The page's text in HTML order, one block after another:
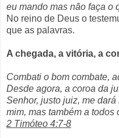
eu mando mas não faça o
No reino de Deus o
que as palavras.
A chegada, a vitória, a
Combati o bom combate,
Desde agora, a coroa da
Senhor, justo juiz, me
mim, mas também a todos
2 Timóteo 4:7-8